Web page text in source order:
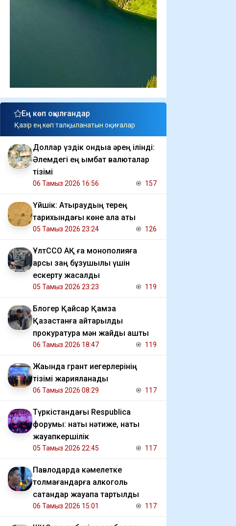
Ең көп оқылғандар
Қазір ең көп талқыланатын оқиғалар
Доллар үздік ондыққа әрең ілінді:
Әлемдегі ең қымбат валюталар
тізімі
06 Тамыз 2026 16:56 157
Үйшік: Атыраудың терең
тарихындағы көне қала аты
05 Тамыз 2026 23:24 126
ҰлтССО АҚ ға монополияға
қарсы заң бұзушылық үшін
ескерту жасалды
05 Тамыз 2026 23:23 119
Блогер Қайсар Қамза
Қазақстанға қайтарылды
прокуратура мән жайды ашты
06 Тамыз 2026 18:47 119
Жақында грант иегерлерінің
тізімі жарияланады
06 Тамыз 2026 08:29 117
Түркістандағы Respublica
форумы: нақты нәтиже, нақты
жауапкершілік
05 Тамыз 2026 22:45 117
Павлодарда кәмелетке
толмағандарға алкоголь
сатқандар жауапқа тартылды
06 Тамыз 2026 15:01 117